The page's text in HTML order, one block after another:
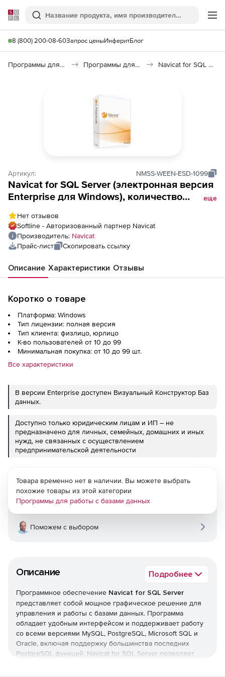
Softline
Поиск
8 (800) 200-08-60Запрос ценыИнферитБлог
Программы для программирования Программы для работы с базами данных Navicat for SQL Server
Артикул: NMSS-WEEN-ESD-1099
Navicat for SQL Server (электронная версия
Enterprise для Windows), количество
еще
Нет отзывов
Softline - Авторизованный партнер Navicat
Производитель: Navicat
Прайс-лист
Скопировать ссылку
Описание Характеристики Отзывы
Коротко о товаре
Платформа: Windows
Тип лицензии: полная версия
Тип клиента: физлицо, юрлицо
К-во пользователей от 10 до 99
Минимальная покупка: от 10 до 99 шт.
Все характеристики
В версии Enterprise доступен Визуальный Конструктор Баз
данных.
Доступно только юридическим лицам и ИП – не
предназначено для личных, семейных, домашних и иных
нужд, не связанных с осуществлением
предпринимательской деятельности
Описание Подробнее
Программное обеспечение Navicat for SQL Server
представляет собой мощное графическое решение для
управления и работы с базами данных. Программа
обладает удобным интерфейсом и поддерживает работу
со всеми версиями MySQL, PostgreSQL, Microsoft SQL и
Oracle, включая поддержку большинства последних
PostgreSQL функций. Navicat for SQL Server позволяет
Товара временно нет в наличии. Вы можете выбрать
похожие товары из этой категории
Программы для работы с базами данных
Поможем с выбором